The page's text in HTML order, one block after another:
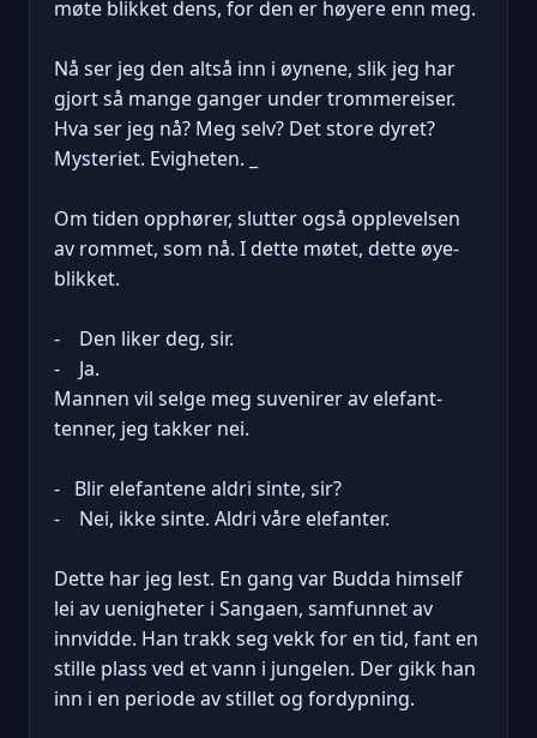
møte blikket dens, for den er høyere enn meg.
Nå ser jeg den altså inn i øynene, slik jeg har
gjort så mange ganger under trommereiser.
Hva ser jeg nå? Meg selv? Det store dyret?
Mysteriet. Evigheten. _
Om tiden opphører, slutter også opplevelsen
av rommet, som nå. I dette møtet, dette øye-
blikket.
- Den liker deg, sir.
- Ja.
Mannen vil selge meg suvenirer av elefant-
tenner, jeg takker nei.
- Blir elefantene aldri sinte, sir?
- Nei, ikke sinte. Aldri våre elefanter.
Dette har jeg lest. En gang var Budda himself
lei av uenigheter i Sangaen, samfunnet av
innvidde. Han trakk seg vekk for en tid, fant en
stille plass ved et vann i jungelen. Der gikk han
inn i en periode av stillet og fordypning.